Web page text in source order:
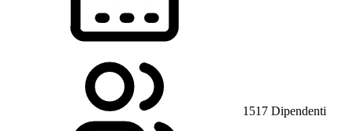
1517 Dipendenti